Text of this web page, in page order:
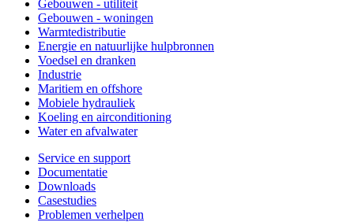
Gebouwen - utiliteit
Gebouwen - woningen
Warmtedistributie
Energie en natuurlijke hulpbronnen
Voedsel en dranken
Industrie
Maritiem en offshore
Mobiele hydrauliek
Koeling en airconditioning
Water en afvalwater
Service en support
Documentatie
Downloads
Casestudies
Problemen verhelpen